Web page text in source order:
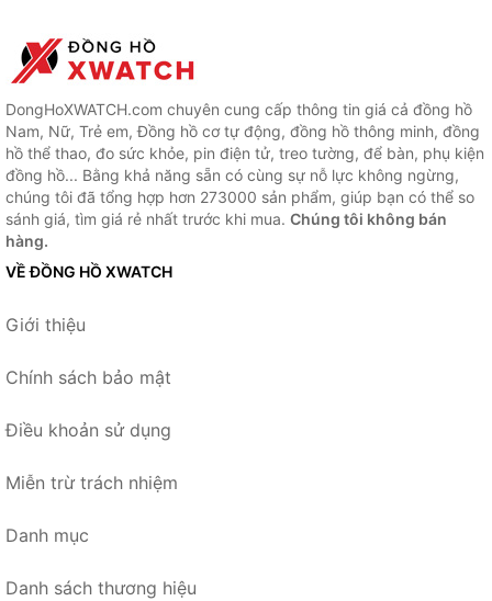
DongHoXWATCH.com chuyên cung cấp thông tin giá cả đồng hồ
Nam, Nữ, Trẻ em, Đồng hồ cơ tự động, đồng hồ thông minh, đồng
hồ thể thao, đo sức khỏe, pin điện tử, treo tường, để bàn, phụ kiện
đồng hồ... Bằng khả năng sẵn có cùng sự nỗ lực không ngừng,
chúng tôi đã tổng hợp hơn 273000 sản phẩm, giúp bạn có thể so
sánh giá, tìm giá rẻ nhất trước khi mua. Chúng tôi không bán
hàng.
VỀ ĐỒNG HỒ XWATCH
Giới thiệu
Chính sách bảo mật
Điều khoản sử dụng
Miễn trừ trách nhiệm
Danh mục
Danh sách thương hiệu